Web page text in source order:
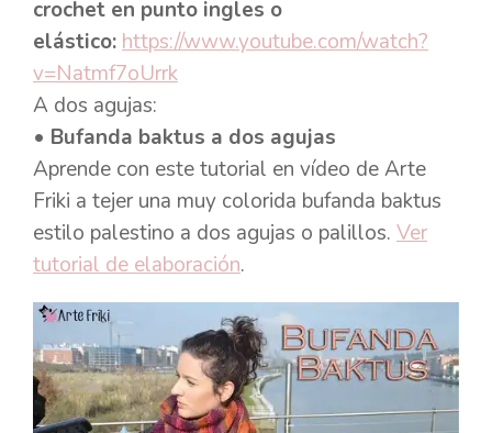
crochet en punto ingles o
elástico:https://www.youtube.com/watch?
v=Natmf7oUrrk
A dos agujas:
• Bufanda baktus a dos agujas
Aprende con este tutorial en vídeo de Arte
Friki a tejer una muy colorida bufanda baktus
estilo palestino a dos agujas o palillos. Ver
tutorial de elaboración.